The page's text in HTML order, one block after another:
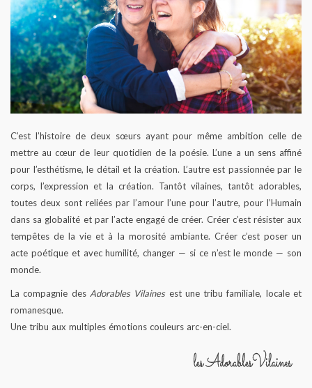
C’est l’histoire de deux sœurs ayant pour même ambition celle de
mettre au cœur de leur quotidien de la poésie. L’une a un sens affiné
pour l’esthétisme, le détail et la création. L’autre est passionnée par le
corps, l’expression et la création. Tantôt vilaines, tantôt adorables,
toutes deux sont reliées par l’amour l’une pour l’autre, pour l’Humain
dans sa globalité et par l’acte engagé de créer. Créer c’est résister aux
tempêtes de la vie et à la morosité ambiante. Créer c’est poser un
acte poétique et avec humilité, changer — si ce n’est le monde — son
monde.
La compagnie des Adorables Vilainesest une tribu familiale, locale et
romanesque.
Une tribu aux multiples émotions couleurs arc-en-ciel.